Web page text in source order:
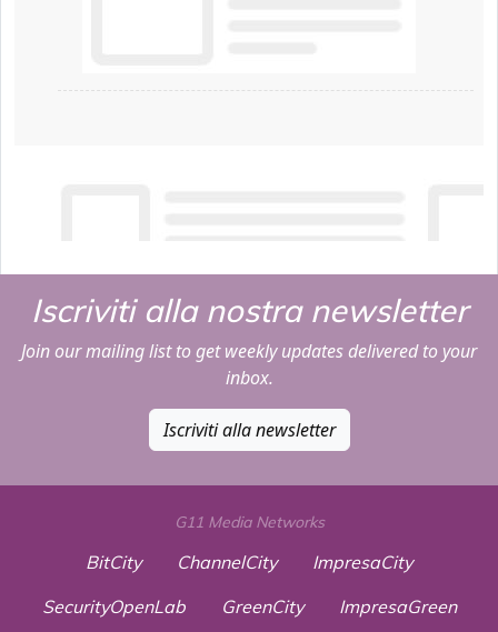
Iscriviti alla nostra newsletter
Join our mailing list to get weekly updates delivered to your
inbox.
Iscriviti alla newsletter
G11 Media Networks
BitCity ChannelCity
ImpresaCity
SecurityOpenLab
GreenCity
ImpresaGreen